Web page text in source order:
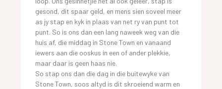
gesond, dit spaar geld, en mens sien soveel meer
as jy stap en kyk in plaas van net ry van punt tot
punt. So is ons dan een lang naweek weg van die
huis af, die middag in Stone Town en vanaand
iewers aan die ooskus in een of ander plekkie,
maar daar is geen haas nie.
So stap ons dan die dag in die buitewyke van
Stone Town, soos altyd is dit skroeiend warm en